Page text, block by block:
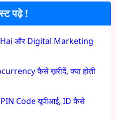
पढ़े !
और Digital Marketing
कैसे ख़रीदें, क्या होती
PIN Code यूपीआई, ID कैसे